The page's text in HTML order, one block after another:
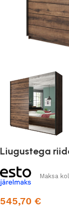
Liugustega
Maksa
545,70 €